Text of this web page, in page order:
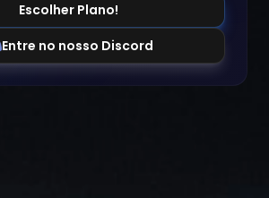
Escolher Plano!
Entre no nosso Discord